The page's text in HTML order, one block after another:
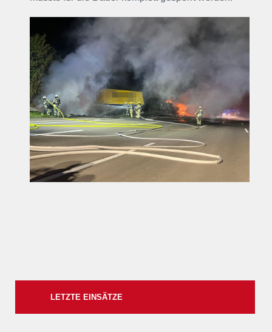
LETZTE EINSÄTZE